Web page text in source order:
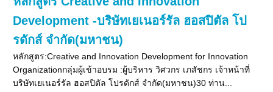
Development -บริษัทเยเนอร์รัล ฮอสปิตัล โป
รดักส์ จำกัด(มหาชน)
หลักสูตร:Creative and Innovation Development for Innovation
Organizationกลุ่มผู้เข้าอบรม :ผู้บริหาร วิศวกร เภสัชกร เจ้าหน้าที่
บริษัทเยเนอร์รัล ฮอสปิตัล โปรดักส์ จำกัด(มหาชน)30 ท่าน...